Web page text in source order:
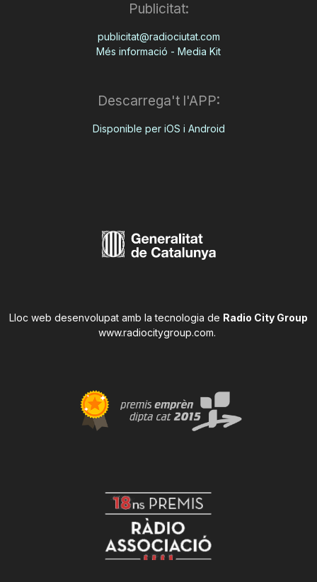
Publicitat:
publicitat@radiociutat.com
Més informació - Media Kit
Descarrega't l'APP:
Disponible per iOS i Android
Lloc web desenvolupat amb la tecnologia de Radio City Group
www.radiocitygroup.com.